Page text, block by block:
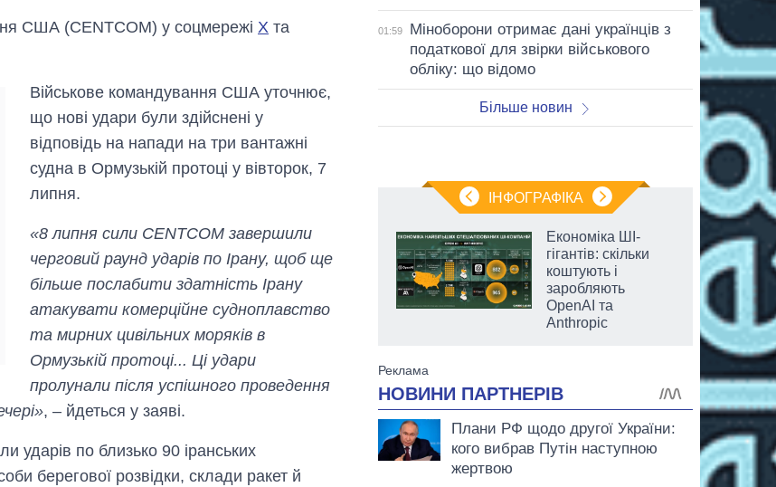
США (CENTCOM) у соцмережі Х та
Військове командування США уточнює,
що нові удари були здійснені у
відповідь на напади на три вантажні
судна в Ормузькій протоці у вівторок, 7
липня.
«8 липня сили CENTCOM завершили
черговий раунд ударів по Ірану, щоб ще
більше послабити здатність Ірану
атакувати комерційне судноплавство
та мирних цивільних моряків в
Ормузькій протоці... Ці удари
пролунали після успішного проведення
, – йдеться у заяві.
ударів по близько 90 іранських
берегової розвідки, склади ракет й
01:59
Міноборони отримає дані українців з
податкової для звірки військового
обліку: що відомо
Більше новин
ІНФОГРАФІКА
Вісім масованих
ударів по Україні
за літо: Київ та
область стали
головною ціллю
Економіка ШІ-
гігантів: скільки
коштують і
заробляють
OpenAI та
Anthropic